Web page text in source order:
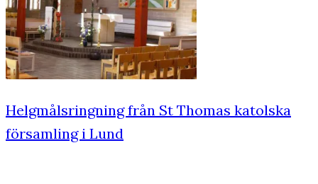
Helgmålsringning från St Thomas katolska
församling i Lund